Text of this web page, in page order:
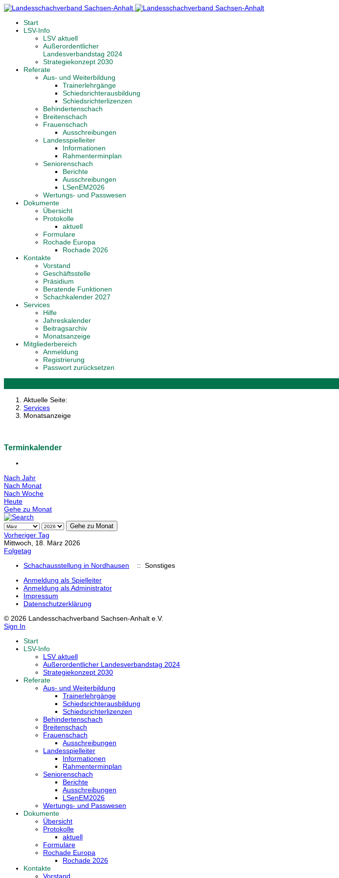
Start
LSV-Info
LSV aktuell
Außerordentlicher
Landesverbandstag 2024
Strategiekonzept 2030
Referate
Aus- und Weiterbildung
Trainerlehrgänge
Schiedsrichterausbildung
Schiedsrichterlizenzen
Behindertenschach
Breitenschach
Frauenschach
Ausschreibungen
Landesspielleiter
Informationen
Rahmenterminplan
Seniorenschach
Berichte
Ausschreibungen
LSenEM2026
Wertungs- und Passwesen
Dokumente
Übersicht
Protokolle
aktuell
Formulare
Rochade Europa
Rochade 2026
Kontakte
Vorstand
Geschäftsstelle
Präsidium
Beratende Funktionen
Schachkalender 2027
Services
Hilfe
Jahreskalender
Beitragsarchiv
Monatsanzeige
Mitgliederbereich
Anmeldung
Registrierung
Passwort zurücksetzen
Aktuelle Seite:
Services
Monatsanzeige
Terminkalender
Nach Jahr
Nach Monat
Nach Woche
Heute
Gehe zu Monat
Gehe zu Monat
Vorheriger Tag
Mittwoch, 18. März 2026
Folgetag
Schachausstellung in Nordhausen
:: Sonstiges
Anmeldung als Spielleiter
Anmeldung als Administrator
Impressum
Datenschutzerklärung
© 2026 Landesschachverband Sachsen-Anhalt e.V.
Sign In
Start
LSV-Info
LSV aktuell
Außerordentlicher Landesverbandstag 2024
Strategiekonzept 2030
Referate
Aus- und Weiterbildung
Trainerlehrgänge
Schiedsrichterausbildung
Schiedsrichterlizenzen
Behindertenschach
Breitenschach
Frauenschach
Ausschreibungen
Landesspielleiter
Informationen
Rahmenterminplan
Seniorenschach
Berichte
Ausschreibungen
LSenEM2026
Wertungs- und Passwesen
Dokumente
Übersicht
Protokolle
aktuell
Formulare
Rochade Europa
Rochade 2026
Kontakte
Vorstand